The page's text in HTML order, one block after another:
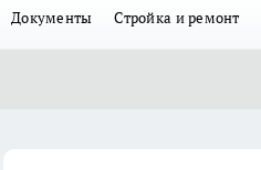
Документы Стройка и ремонт